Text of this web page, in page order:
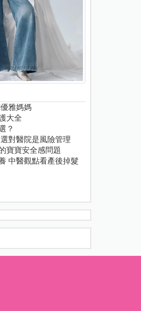
雅媽媽
大全
？
對醫院是風險管理
寶寶安全感問題
中醫觀點看產後掉髮